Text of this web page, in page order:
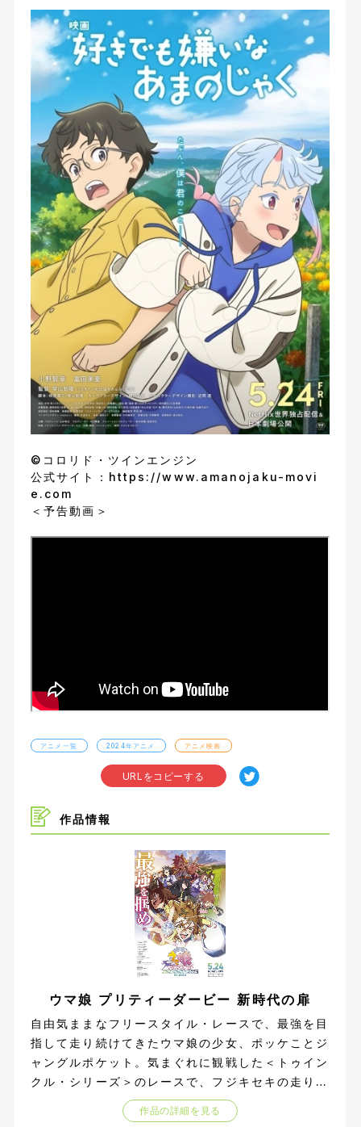
い。 いつものように頼まれごとを引き受けて、な
んだか上手く行かなかったある夏の日。人間の世界
に“母親を探しに来た”という鬼の少女・ツムギに
出会う。彼女は自分勝手で、柊とは正反対で——。
【公式サイト他参照】
©コロリド・ツインエンジン
公式サイト： https://www.amanojaku-movi
e.com
＜予告動画＞
アニメ一覧 2024年アニメ アニメ映画
URLをコピーする
作品情報
ウマ娘 プリティーダービー 新時代の扉
自由気ままなフリースタイル・レースで、最強を目
指して走り続けてきたウマ娘の少女、ポッケことジ
ャングルポケット。気まぐれに観戦した＜トゥイン
クル・シリーズ＞のレースで、フジキセキの走りに
衝撃を受けたポッケは、自らも＜トゥインクル・シ
リーズ＞に挑むことを決意する。 ウマ娘たちの集
作品の詳細を見る